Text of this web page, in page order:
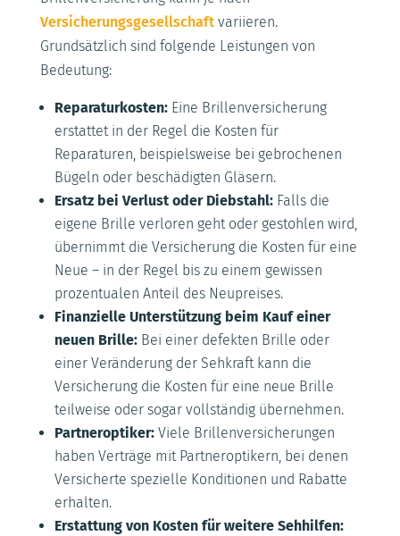
Versicherungsgesellschaftvariieren.
Grundsätzlich sind folgende Leistungen von
Bedeutung:
Reparaturkosten:Eine Brillenversicherung
erstattet in der Regel die Kosten für
Reparaturen, beispielsweise bei gebrochenen
Bügeln oder beschädigten Gläsern.
Ersatz bei Verlust oder Diebstahl:Falls die
eigene Brille verloren geht oder gestohlen wird,
übernimmt die Versicherung die Kosten für eine
Neue – in der Regel bis zu einem gewissen
prozentualen Anteil des Neupreises.
Finanzielle Unterstützung beim Kauf einer
neuen Brille:Bei einer defekten Brille oder
einer Veränderung der Sehkraft kann die
Versicherung die Kosten für eine neue Brille
teilweise oder sogar vollständig übernehmen.
Partneroptiker:Viele Brillenversicherungen
haben Verträge mit Partneroptikern, bei denen
Versicherte spezielle Konditionen und Rabatte
erhalten.
Erstattung von Kosten für weitere Sehhilfen: